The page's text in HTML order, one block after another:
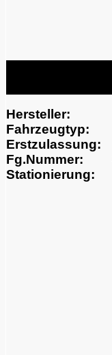
Hersteller:
Fahrzeugtyp:
Erstzulassung:
Fg.Nummer:
Stationierung: